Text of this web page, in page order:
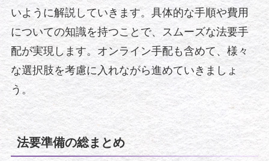
いように解説していきます。具体的な手順や費用
についての知識を持つことで、スムーズな法要手
配が実現します。オンライン手配も含めて、様々
な選択肢を考慮に入れながら進めていきましょ
う。
法要準備の総まとめ